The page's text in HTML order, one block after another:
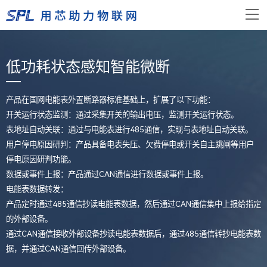
低功耗状态感知智能微断
产品在国网电能表外置断路器标准基础上，扩展了以下功能：
开关运行状态监测：通过采集开关的输出电压，监测开关运行状态。
表地址自动关联：通过与电能表进行485通信，实现与表地址自动关联。
用户停电原因研判：产品具备电表失压、欠费停电或开关自主跳闸等用户
停电原因研判功能。
数据或事件上报：产品通过CAN通信进行数据或事件上报。
电能表数据转发：
产品定时通过485通信抄读电能表数据，然后通过CAN通信集中上报给指定
的外部设备。
通过CAN通信接收外部设备抄读电能表数据后，通过485通信转抄电能表数
据，并通过CAN通信回传外部设备。